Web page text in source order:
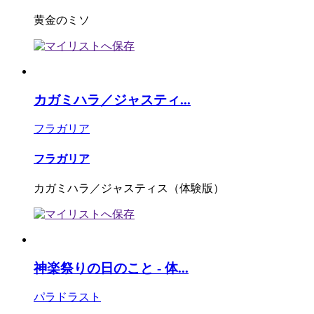
黄金のミソ
カガミハラ／ジャスティ...
フラガリア
フラガリア
カガミハラ／ジャスティス（体験版）
神楽祭りの日のこと - 体...
パラドラスト